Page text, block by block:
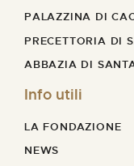
PALAZZINA DI
PRECETTORIA DI
ABBAZIA DI
Info utili
LA FONDAZIONE
NEWS